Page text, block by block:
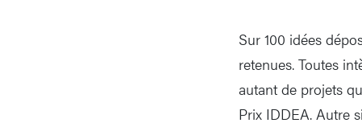
Sur 100 idées
retenues. Toutes
autant de projets
Prix IDDEA. Autre